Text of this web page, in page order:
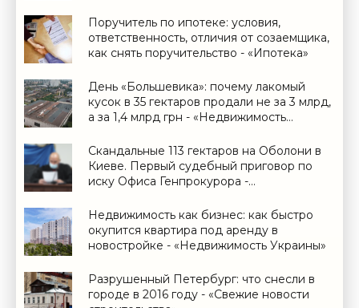
Поручитель по ипотеке: условия,
ответственность, отличия от созаемщика,
как снять поручительство - «Ипотека»
День «Большевика»: почему лакомый
кусок в 35 гектаров продали не за 3 млрд,
а за 1,4 млрд грн - «Недвижимость
Скандальные 113 гектаров на Оболони в
Киеве. Первый судебный приговор по
иску Офиса Генпрокурора -
Недвижимость как бизнес: как быстро
окупится квартира под аренду в
новостройке - «Недвижимость Украины»
Разрушенный Петербург: что снесли в
городе в 2016 году - «Свежие новости